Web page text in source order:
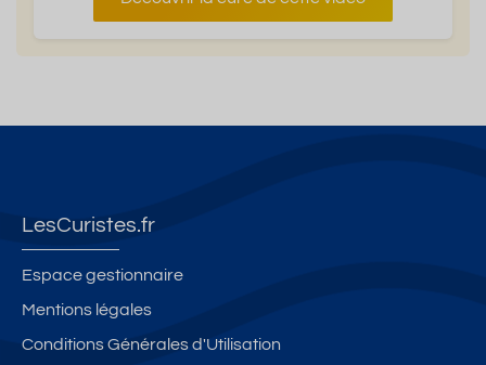
LesCuristes.fr
Espace gestionnaire
Mentions légales
Conditions Générales d'Utilisation